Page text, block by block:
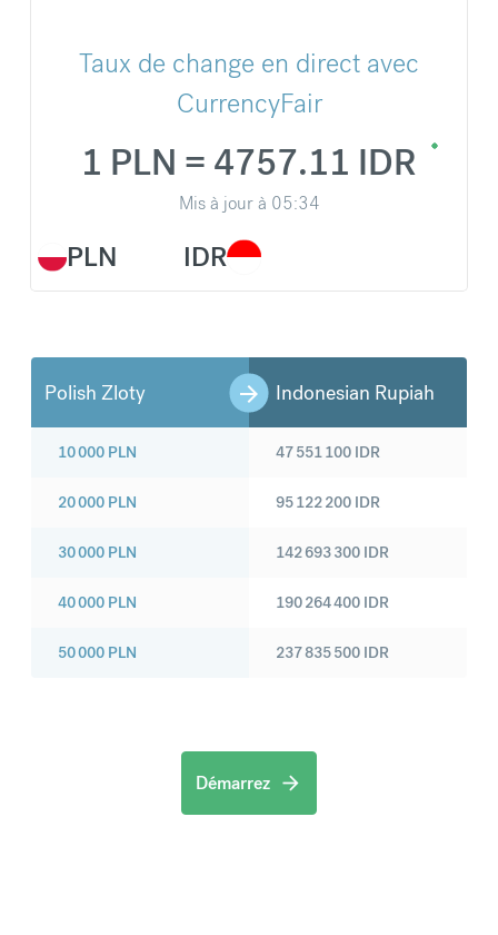
Taux de change en direct avec
CurrencyFair
PLN
1 PLN = 4757.11 IDR
Mis à jour à 05:34
IDR
Polish Zloty Indonesian Rupiah
10 000 PLN
20 000 PLN
30 000 PLN
40 000 PLN
50 000 PLN
47 551 100 IDR
95 122 200 IDR
142 693 300 IDR
190 264 400 IDR
237 835 500 IDR
Démarrez